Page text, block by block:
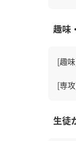
趣味
[趣
[専
生徒